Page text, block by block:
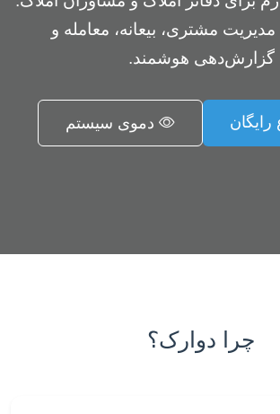
مشتری، بیعانه، معامله و
گزارش‌دهی هوشمند.
دموی سیستم
چرا دوارک؟